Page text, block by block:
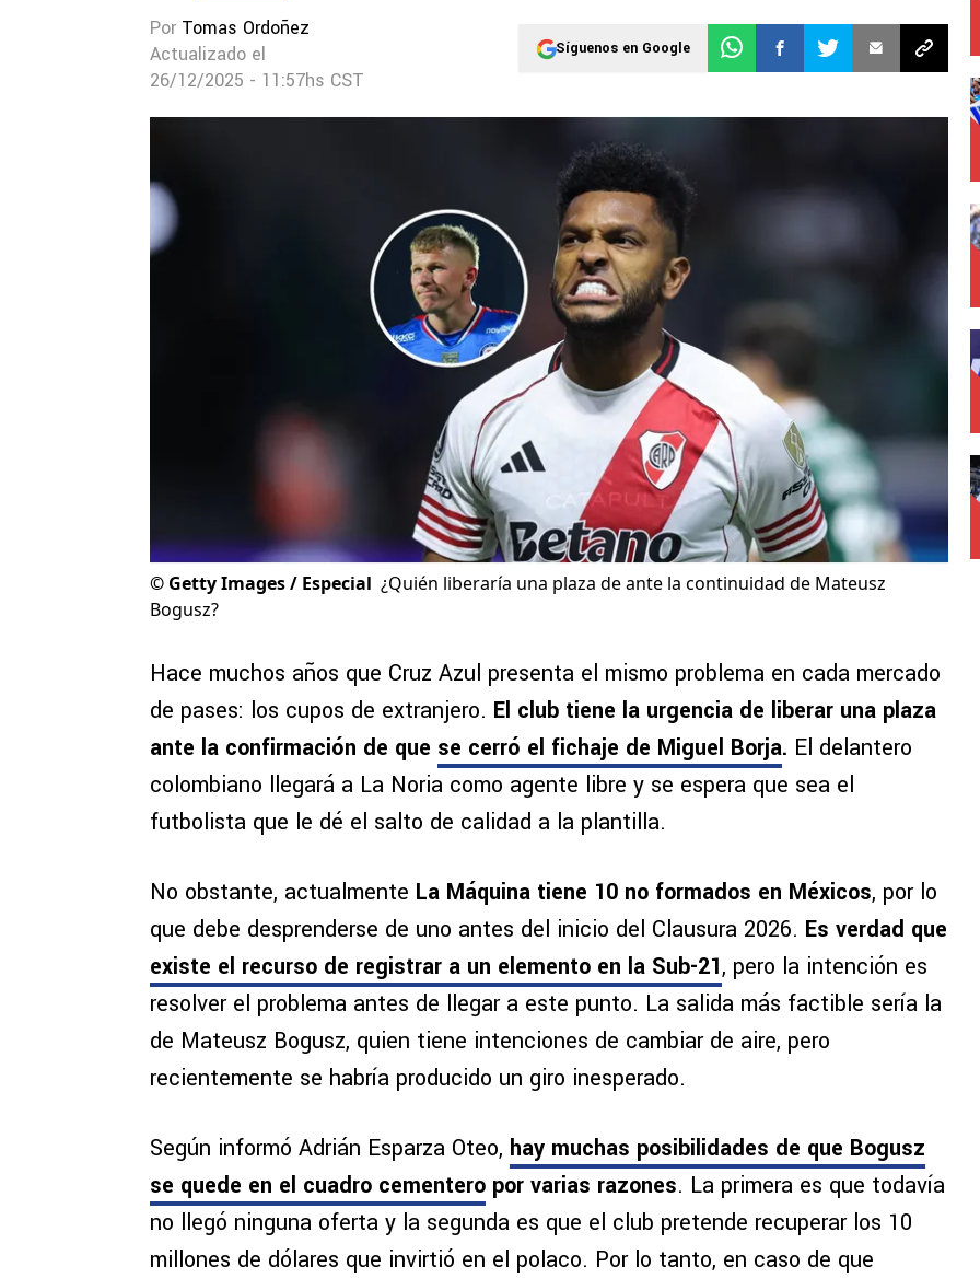
Por Tomas Ordoñez
Actualizado el
26/12/2025 - 11:57hs CST
Síguenos en Google
© Getty Images / Especial ¿Quién liberaría una plaza de ante la continuidad de Mateusz
Bogusz?
Hace muchos años que Cruz Azul presenta el mismo problema en cada mercado
de pases: los cupos de extranjero. El club tiene la urgencia de liberar una plaza
ante la confirmación de que se cerró el fichaje de Miguel Borja. El delantero
colombiano llegará a La Noria como agente libre y se espera que sea el
futbolista que le dé el salto de calidad a la plantilla.
No obstante, actualmente La Máquina tiene 10 no formados en Méxicos, por lo
que debe desprenderse de uno antes del inicio del Clausura 2026. Es verdad que
existe el recurso de registrar a un elemento en la Sub-21, pero la intención es
resolver el problema antes de llegar a este punto. La salida más factible sería la
de Mateusz Bogusz, quien tiene intenciones de cambiar de aire, pero
recientemente se habría producido un giro inesperado.
Según informó Adrián Esparza Oteo, hay muchas posibilidades de que Bogusz
se quede en el cuadro cementero por varias razones. La primera es que todavía
no llegó ninguna oferta y la segunda es que el club pretende recuperar los 10
millones de dólares que invirtió en el polaco. Por lo tanto, en caso de que